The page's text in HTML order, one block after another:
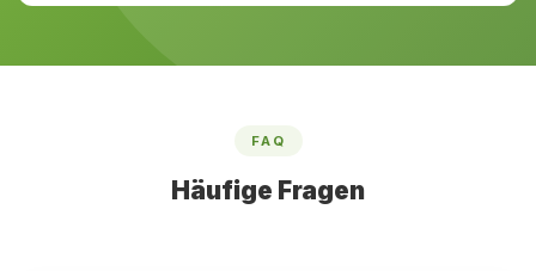
FAQ
Häufige Fragen